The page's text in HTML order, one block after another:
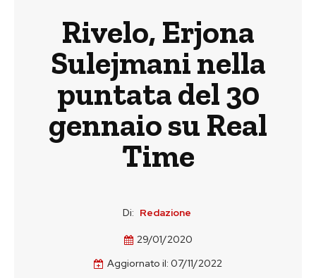
Rivelo, Erjona
Sulejmani nella
puntata del 30
gennaio su Real
Time
Di: Redazione
29/01/2020
Aggiornato il: 07/11/2022